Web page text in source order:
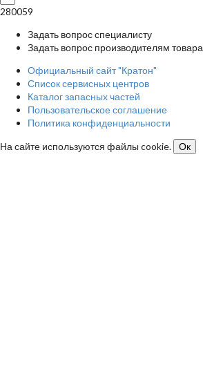
280059
Задать вопрос специалисту
Задать вопрос производителям товара
Официальный сайт "Кратон"
Список сервисных центров
Каталог запасных частей
Пользовательское соглашение
Политика конфиденциальности
На сайте используются файлы cookie.
Ок